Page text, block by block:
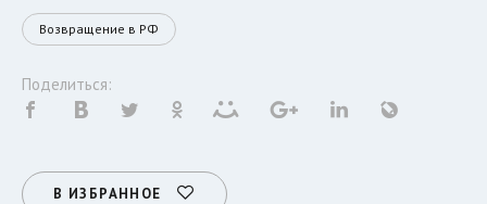
Возвращение в РФ
Поделиться:
В ИЗБРАННОЕ